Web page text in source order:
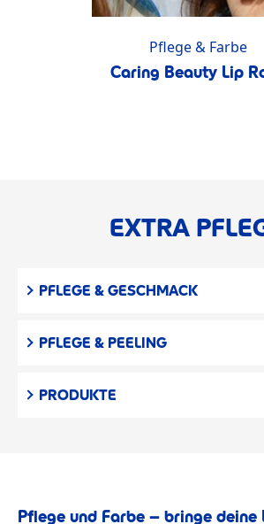
Pflege & Farbe
Caring Beauty Lip
EXTRA
PFLEGE & GESCHMACK
PFLEGE & PEELING
PRODUKTE
Pflege und Farbe – bringe deine